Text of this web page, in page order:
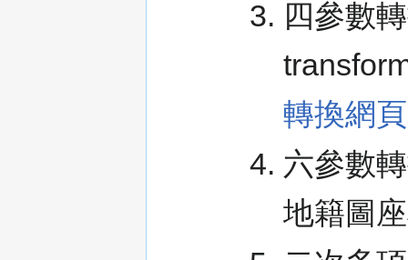
四參數
轉換網頁
六參數
地籍圖